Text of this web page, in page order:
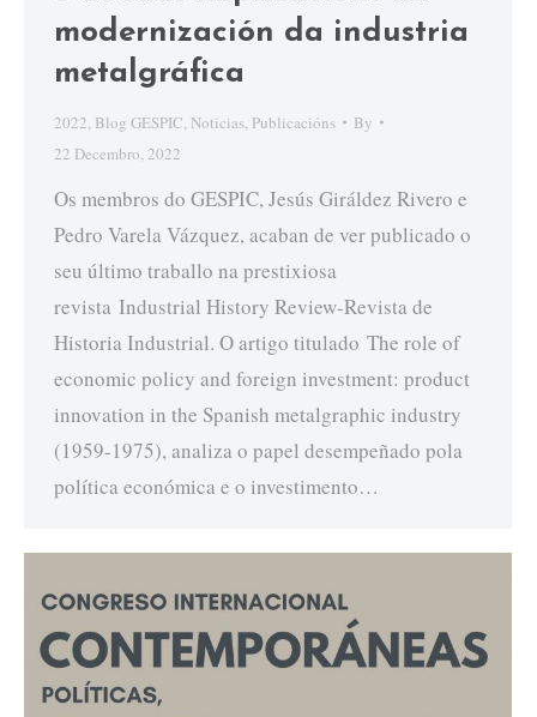
modernización da industria
metalgráfica
2022 Blog GESPIC Noticias Publicacións
By
22 Decembro, 2022
Os membros do GESPIC, Jesús Giráldez Rivero e
Pedro Varela Vázquez, acaban de ver publicado o
seu último traballo na prestixiosa
revista Industrial History Review-Revista de
Historia Industrial. O artigo titulado The role of
economic policy and foreign investment: product
innovation in the Spanish metalgraphic industry
(1959-1975), analiza o papel desempeñado pola
política económica e o investimento…